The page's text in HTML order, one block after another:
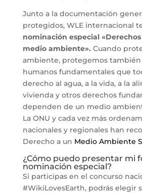
Junto a la documentación
protegidos, WLE internacional
nominación especial
medio ambiente». Cuando
ambiente, protegemos también
humanos fundamentales que
derecho al agua, a la vida, a la
vivienda y otros derechos
dependen de un medio
La ONU y cada vez más
nacionales y regionales han
Derecho a un Medio Ambiente
¿Cómo puedo presentar mi
nominación especial?
Si participas en el concurso
#WikiLovesEarth, podrás elegir